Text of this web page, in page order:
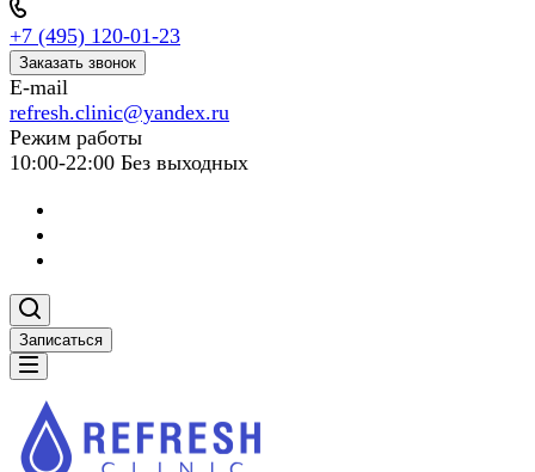
+7 (495) 120-01-23
Заказать звонок
E-mail
refresh.clinic@yandex.ru
Режим работы
10:00-22:00 Без выходных
Записаться